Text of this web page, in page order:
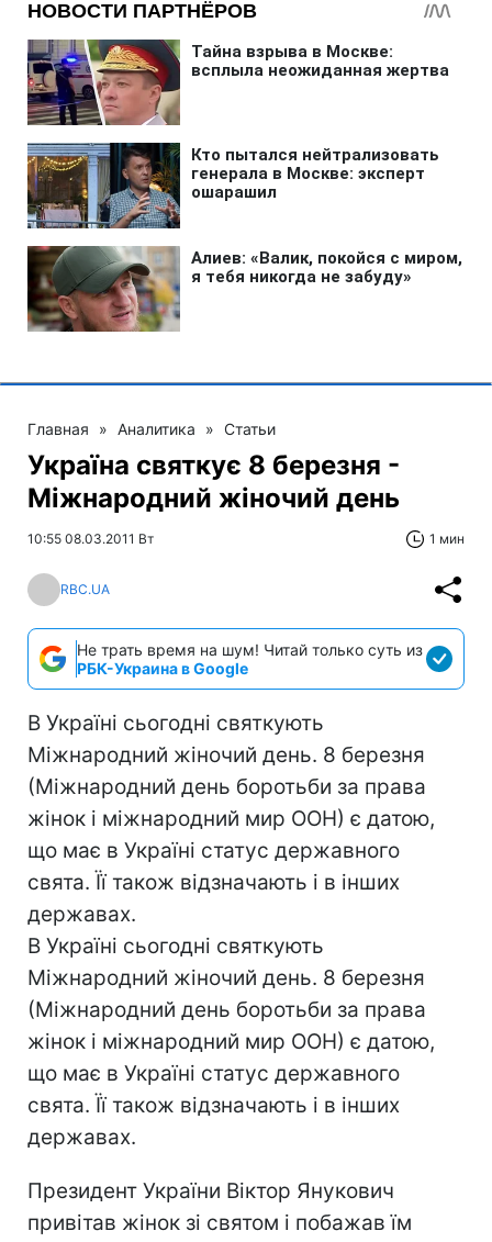
Главная » Аналитика » Статьи
Україна святкує 8 березня -
Міжнародний жіночий день
10:55 08.03.2011 Вт 1 мин
RBC.UA
Не трать время на шум! Читай только суть из
РБК-Украина в Google
В Україні сьогодні святкують
Міжнародний жіночий день. 8 березня
(Міжнародний день боротьби за права
жінок і міжнародний мир ООН) є датою,
що має в Україні статус державного
свята. Її також відзначають і в інших
державах.
В Україні сьогодні святкують
Міжнародний жіночий день. 8 березня
(Міжнародний день боротьби за права
жінок і міжнародний мир ООН) є датою,
що має в Україні статус державного
свята. Її також відзначають і в інших
державах.
Президент України Віктор Янукович
привітав жінок зі святом і побажав їм